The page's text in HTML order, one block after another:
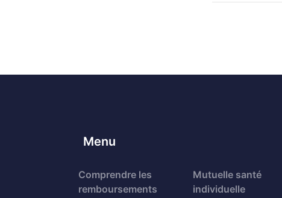
Menu
Comprendre les
remboursements
Mutuelle santé
individuelle